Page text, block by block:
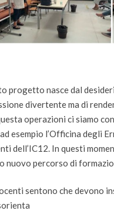
progetto nasce dal
divertente ma di
operazioni ci siamo
esempio l’Officina degli
dell’IC12. In questi
nuovo percorso di
sentono che devono